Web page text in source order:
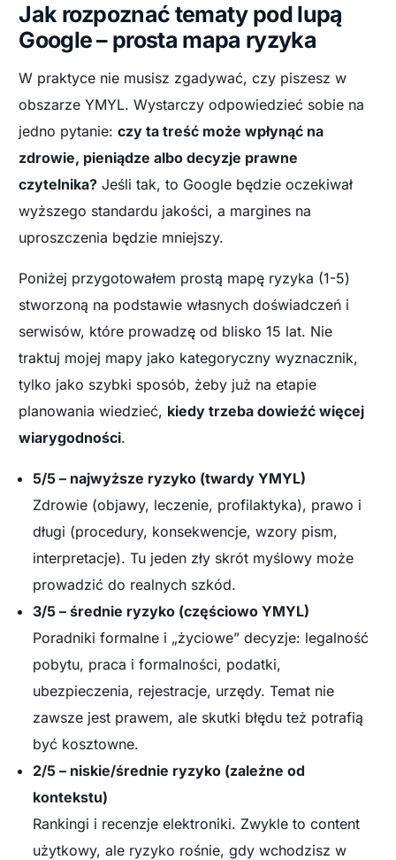
Jak rozpoznać tematy pod lupą
Google – prosta mapa ryzyka
W praktyce nie musisz zgadywać, czy piszesz w
obszarze YMYL. Wystarczy odpowiedzieć sobie na
jedno pytanie:czy ta treść może wpłynąć na
zdrowie, pieniądze albo decyzje prawne
czytelnika? Jeśli tak, to Google będzie oczekiwał
wyższego standardu jakości, a margines na
uproszczenia będzie mniejszy.
Poniżej przygotowałem prostą mapę ryzyka (1-5)
stworzoną na podstawie własnych doświadczeń i
serwisów, które prowadzę od blisko 15 lat. Nie
traktuj mojej mapy jako kategoryczny wyznacznik,
tylko jako szybki sposób, żeby już na etapie
planowania wiedzieć, kiedy trzeba dowieźć więcej
wiarygodności.
5/5 – najwyższe ryzyko (twardy YMYL)
Zdrowie (objawy, leczenie, profilaktyka), prawo i
długi (procedury, konsekwencje, wzory pism,
interpretacje). Tu jeden zły skrót myślowy może
prowadzić do realnych szkód.
3/5 – średnie ryzyko (częściowo YMYL)
Poradniki formalne i „życiowe” decyzje: legalność
pobytu, praca i formalności, podatki,
ubezpieczenia, rejestracje, urzędy. Temat nie
zawsze jest prawem, ale skutki błędu też potrafią
być kosztowne.
2/5 – niskie/średnie ryzyko (zależne od
kontekstu)
Rankingi i recenzje elektroniki. Zwykle to content
użytkowy, ale ryzyko rośnie, gdy wchodzisz w